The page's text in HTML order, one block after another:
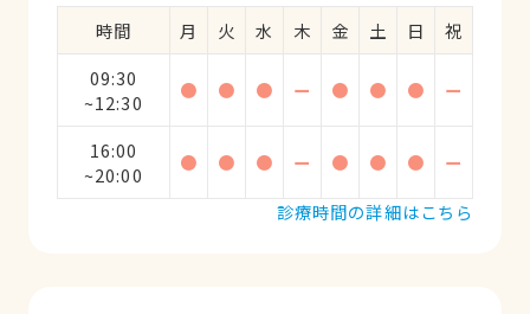
時間 月 火 水 木 金 土 日
祝
09:30
~12:30
● ● ● ー ● ● ● ー
16:00
~20:00
● ● ● ー ● ● ●
ー
診療時間の詳細はこちら